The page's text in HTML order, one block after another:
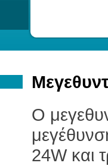
Ο
24W και